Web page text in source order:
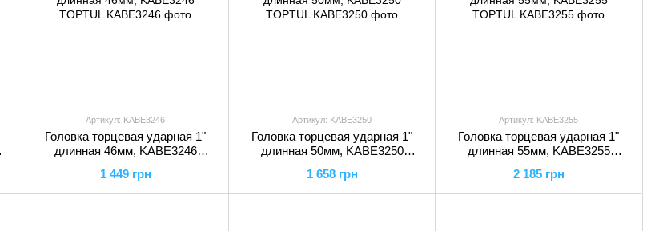
Артикул: KABE3246
Головка торцевая ударная 1"
длинная 46мм, KABE3246
1 449 грн
Артикул: KABE3250
Головка торцевая ударная 1"
длинная 50мм, KABE3250
1 658 грн
Артикул: KABE3255
Головка торцевая ударная 1"
длинная 55мм, KABE3255
2 185 грн